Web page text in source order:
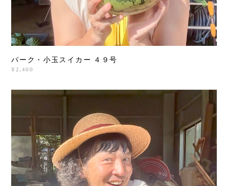
パーク・小玉スイカー ４９号
¥2,400